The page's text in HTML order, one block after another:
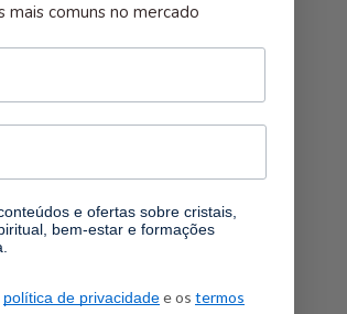
mais comuns no mercado
e ofertas sobre cristais,
bem-estar e formações
política de privacidadee os termos